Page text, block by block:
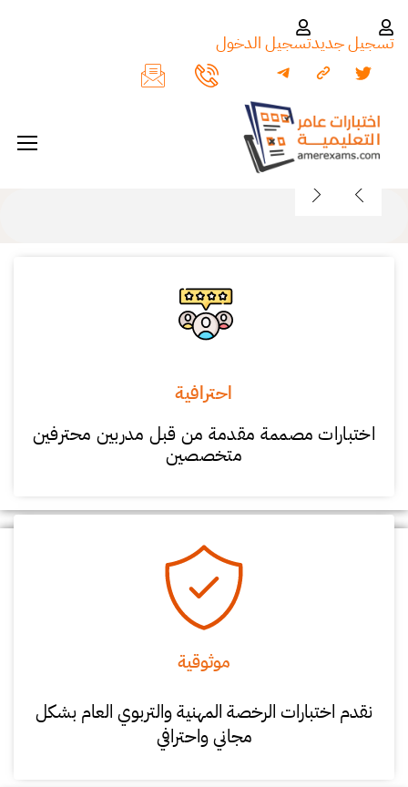
تسجيل جديدتسجيل الدخول
احترافية
اختبارات مصممة مقدمة من قبل مدربين محترفين
متخصصين
موثوقية
نقدم اختبارات الرخصة المهنية والتربوي العام بشكل
مجاني واحترافي